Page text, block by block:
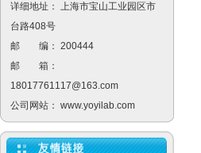
详细地址： 上海市宝山工业园区市
台路408号
邮 编： 200444
邮 箱：
18017761117@163.com
公司网站： www.yoyilab.com